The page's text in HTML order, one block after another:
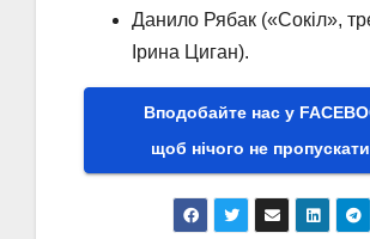
Данило Рябак («Сокіл»,
Ірина Циган).
Вподобайте нас у
щоб нічого не